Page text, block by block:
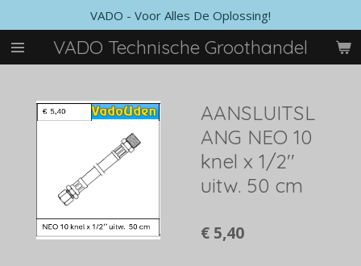
direct
naar
de
VADO Technische Groothandel
VADO - Voor Alles De Oplossing!
AANSLUITSL
ANG NEO 10
knel x 1/2''
uitw. 50 cm
€ 5,40